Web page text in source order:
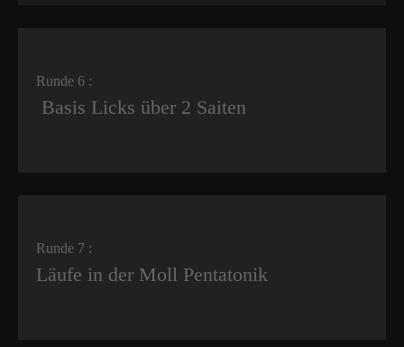
Runde 6 :
Basis Licks über 2 Saiten
Runde 7 :
Läufe in der Moll Pentatonik